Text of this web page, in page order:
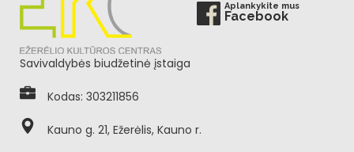
Aplankykite mus
Facebook
Savivaldybės biudžetinė įstaiga
Kodas: 303211856
Kauno g. 21, Ežerėlis, Kauno r.